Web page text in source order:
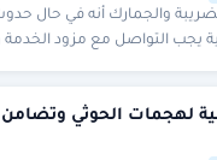
والجمارك أنه في حال
يجب التواصل مع مزود الخدمة
لهجمات الحوثي